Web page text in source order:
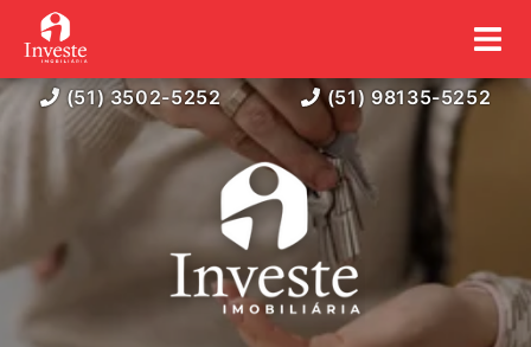
(51) 3502-5252 (51) 98135-5252